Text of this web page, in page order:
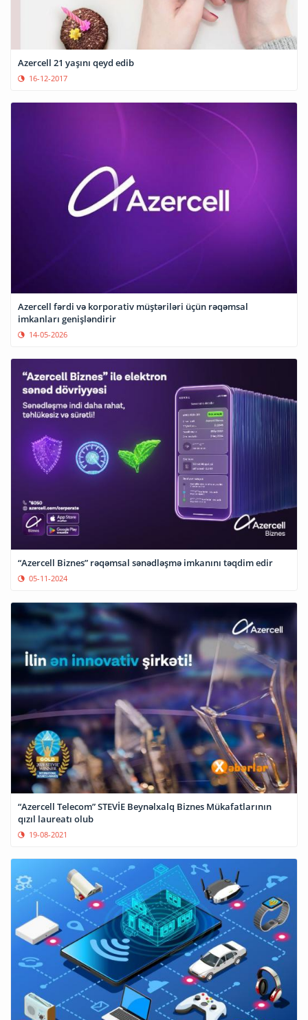
Azercell 21 yaşını qeyd edib
16-12-2017
Azercell fərdi və korporativ müştəriləri üçün rəqəmsal
imkanları genişləndirir
14-05-2026
“Azercell Biznes” rəqəmsal sənədləşmə imkanını təqdim edir
05-11-2024
“Azercell Telecom” STEVİE Beynəlxalq Biznes Mükafatlarının
qızıl laureatı olub
19-08-2021